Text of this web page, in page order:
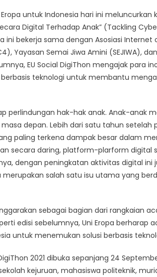
untuk Indonesia hari ini meluncurkan
Digital Terhadap Anak” (Tackling
ini bekerja sama dengan Asosiasi Internet
Yayasan Semai Jiwa Amini (SEJIWA),
EU Social DigiThon mengajak para
teknologi untuk membantu
perlindungan hak-hak anak. Anak-anak
depan. Lebih dari satu tahun setelah
paling terkena dampak besar dalam
secara daring, platform-plarform digital
dengan peningkatan aktivitas digital
merupakan salah satu isu utama yang
sebagai bagian dari rangkaian
edisi sebelumnya, Uni Eropa
untuk menemukan solusi berbasis
2021 dibuka sepanjang 24
kejuruan, mahasiswa politeknik,